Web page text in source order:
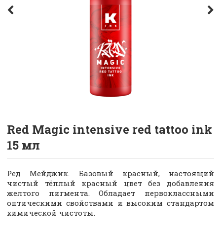
Red Magic intensive red tattoo ink
15 мл
Ред Мейджик. Базовый красный, настоящий
чистый тёплый красный цвет без добавления
желтого пигмента. Обладает первоклассными
оптическими свойствами и высоким стандартом
химической чистоты.